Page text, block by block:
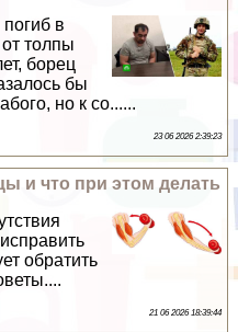
в
толпы
борец
бы
но к со......
23 06 2026 2:39:23
и что при этом делать
обратить
21 06 2026 18:39:44